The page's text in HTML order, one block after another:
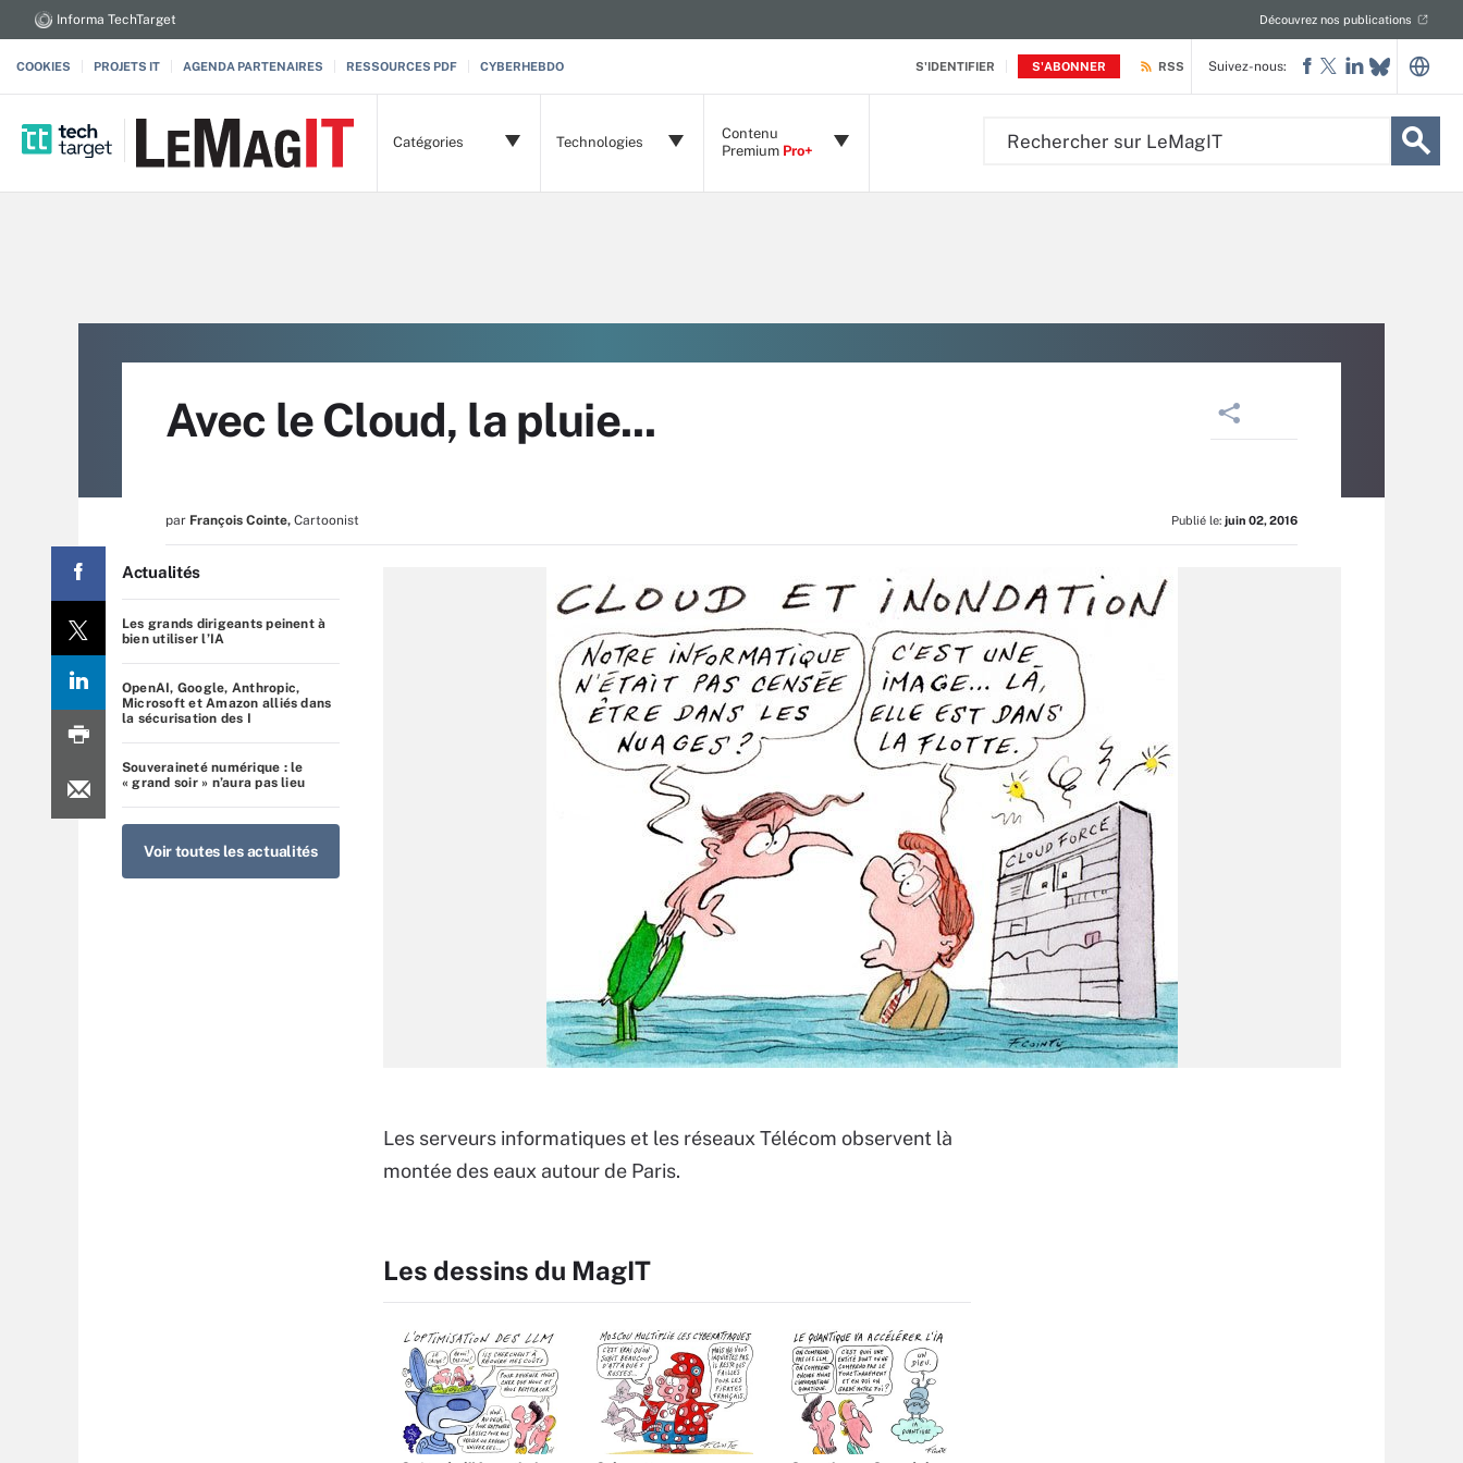
S'IDENTIFIER S'ABONNER
Informa TechTarget Découvrez nos publications
COOKIES PROJETS IT AGENDA PARTENAIRES RESSOURCES PDF CYBERHEBDO RSS
Catégories Technologies
Contenu
Premium Pro+
Suivez-nous:
Avec le Cloud, la pluie...
par François Cointe, Cartoonist Publié le: juin 02, 2016
Actualités
Les grands dirigeants peinent à
bien utiliser l’IA
OpenAI, Google, Anthropic,
Microsoft et Amazon alliés dans
la sécurisation des I
Souveraineté numérique : le
« grand soir » n’aura pas lieu
Voir toutes les actualités
Les serveurs informatiques et les réseaux Télécom observent là
montée des eaux autour de Paris.
Les dessins du MagIT